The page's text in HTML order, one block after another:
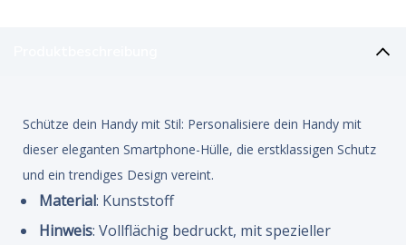
Schütze dein Handy mit Stil: Personalisiere dein Handy mit
dieser eleganten Smartphone-Hülle, die erstklassigen Schutz
und ein trendiges Design vereint.
Material: Kunststoff
Hinweis: Vollflächig bedruckt, mit spezieller